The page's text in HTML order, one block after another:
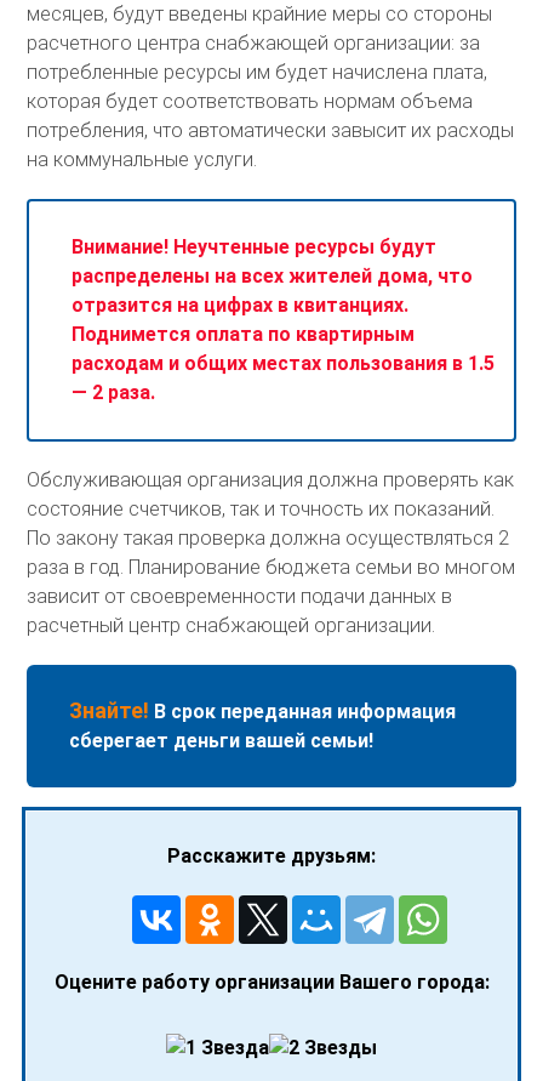
месяцев, будут введены крайние меры со стороны
расчетного центра снабжающей организации: за
потребленные ресурсы им будет начислена плата,
которая будет соответствовать нормам объема
потребления, что автоматически завысит их расходы
на коммунальные услуги.
Внимание! Неучтенные ресурсы будут
распределены на всех жителей дома, что
отразится на цифрах в квитанциях.
Поднимется оплата по квартирным
расходам и общих местах пользования в 1.5
— 2 раза.
Обслуживающая организация должна проверять как
состояние счетчиков, так и точность их показаний.
По закону такая проверка должна осуществляться 2
раза в год. Планирование бюджета семьи во многом
зависит от своевременности подачи данных в
расчетный центр снабжающей организации.
Знайте! В срок переданная информация
сберегает деньги вашей семьи!
Расскажите друзьям:
Оцените работу организации Вашего города: